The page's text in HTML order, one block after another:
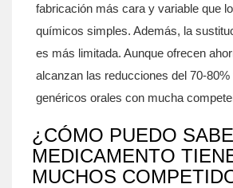
fabricación más cara y variable que
químicos simples. Además, la
es más limitada. Aunque ofrecen
alcanzan las reducciones del 70-
genéricos orales con mucha
¿CÓMO PUEDO
MEDICAMENTO
MUCHOS